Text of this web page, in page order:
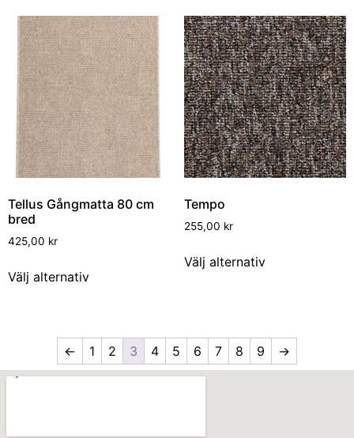
Tellus Gångmatta 80 cm
bred
425,00 kr
Välj alternativ
Tempo
255,00 kr
Välj alternativ
← 1 2 3 4 5 6 7 8 9 →